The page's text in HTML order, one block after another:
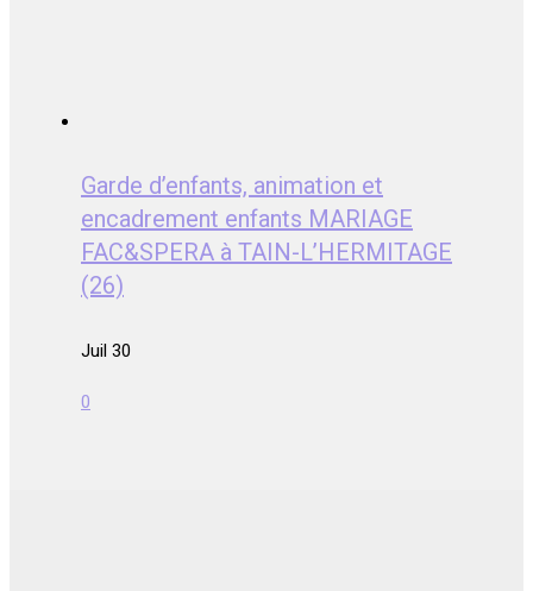
Garde d’enfants, animation et
encadrement enfants MARIAGE
FAC&SPERA à TAIN-L’HERMITAGE
(26)
Juil 30
0